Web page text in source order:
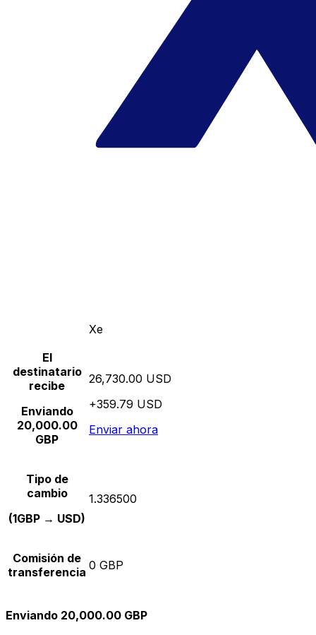
Xe
El
destinatario
recibe
Enviando
20,000.00
GBP
26,730.00 USD
+359.79 USD
Enviar ahora
Tipo de
cambio
(1GBP → USD)
1.336500
Comisión de
transferencia 0 GBP
Enviando 20,000.00 GBP